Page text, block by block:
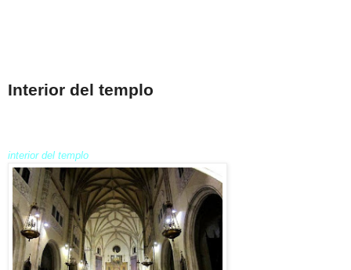
Interior del templo
interior del templo